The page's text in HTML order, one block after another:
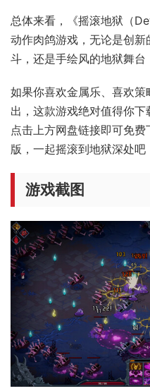
总体来看，《摇滚地狱（
动作肉鸽游戏，无论是创
斗，还是手绘风的地狱舞
如果你喜欢金属乐、喜欢
出，这款游戏绝对值得你下
点击上方网盘链接即可免
版，一起摇滚到地狱深处吧
游戏截图